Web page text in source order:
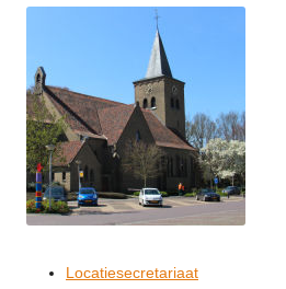
Locatiesecretariaat